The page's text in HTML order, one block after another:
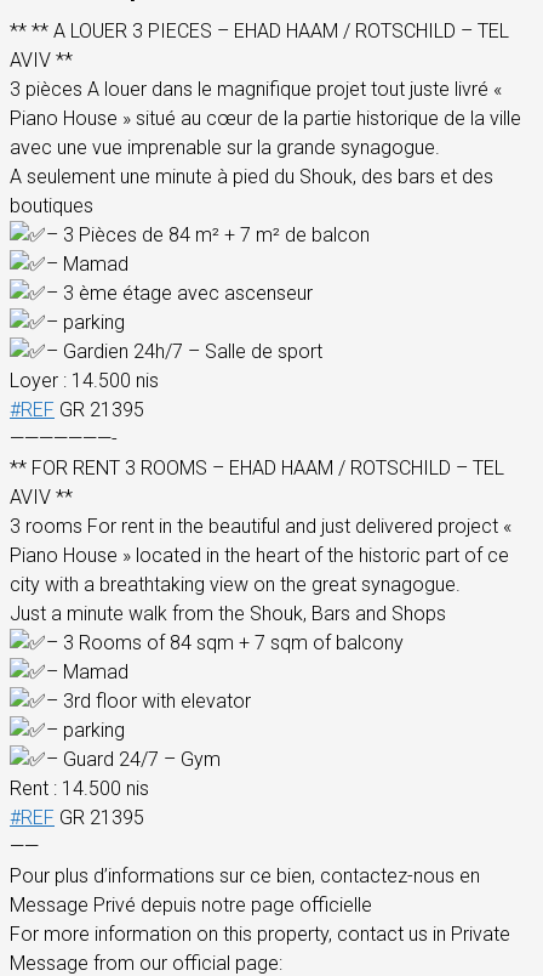
** ** A LOUER 3 PIECES – EHAD HAAM / ROTSCHILD – TEL
AVIV **
3 pièces A louer dans le magnifique projet tout juste livré «
Piano House » situé au cœur de la partie historique de la ville
avec une vue imprenable sur la grande synagogue.
A seulement une minute à pied du Shouk, des bars et des
boutiques
– 3 Pièces de 84 m² + 7 m² de balcon
– Mamad
– 3 ème étage avec ascenseur
– parking
– Gardien 24h/7 – Salle de sport
Loyer : 14.500 nis
#REF GR 21395
———————-
** FOR RENT 3 ROOMS – EHAD HAAM / ROTSCHILD – TEL
AVIV **
3 rooms For rent in the beautiful and just delivered project «
Piano House » located in the heart of the historic part of ce
city with a breathtaking view on the great synagogue.
Just a minute walk from the Shouk, Bars and Shops
– 3 Rooms of 84 sqm + 7 sqm of balcony
– Mamad
– 3rd floor with elevator
– parking
– Guard 24/7 – Gym
Rent : 14.500 nis
#REF GR 21395
——
Pour plus d’informations sur ce bien, contactez-nous en
Message Privé depuis notre page officielle
For more information on this property, contact us in Private
Message from our official page: